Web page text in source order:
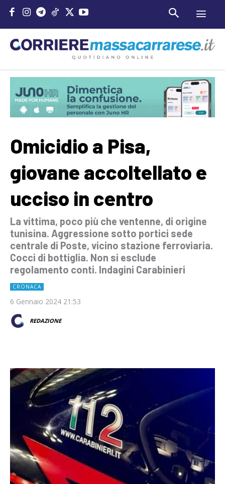
Omicidio a Pisa,
giovane accoltellato e
ucciso in centro
La vittima, poco più che ventenne, di origine
tunisina. Aggressione sotto portici sede
centrale di Poste, vicino stazione ferroviaria.
Cocci di bottiglia. Non si esclude
regolamento conti. Indagini Carabinieri
CRONACA
6 Gennaio 2024 21:53
REDAZIONE